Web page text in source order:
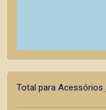
Total para Acessórios